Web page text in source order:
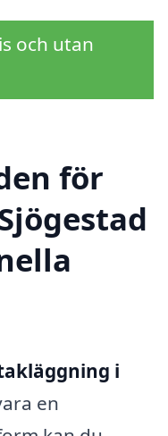
och utan
för
i
en